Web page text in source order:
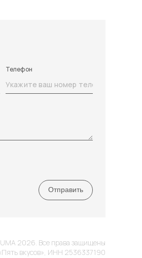
Телефон
2026. Все права защищены
вкусов», ИНН 2536337190